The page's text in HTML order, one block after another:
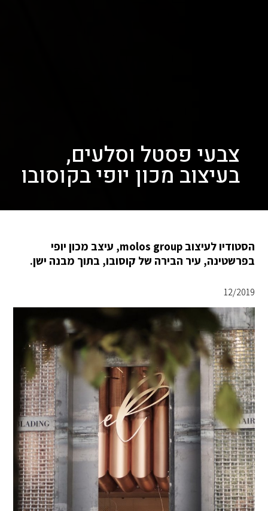
צבעי פסטל וסלעים,
בעיצוב מכון יופי בקוסובו
הסטודיו לעיצוב molos group, עיצב מכון יופי
בפרשטינה, עיר הבירה של קוסובו, בתוך מבנה ישן.
12/2019